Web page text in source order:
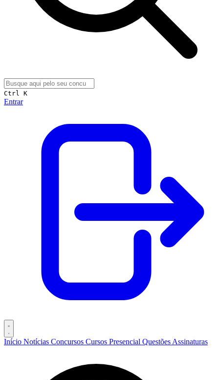
Ctrl K
Entrar
Início Notícias Concursos Cursos Presencial Questões Assinaturas